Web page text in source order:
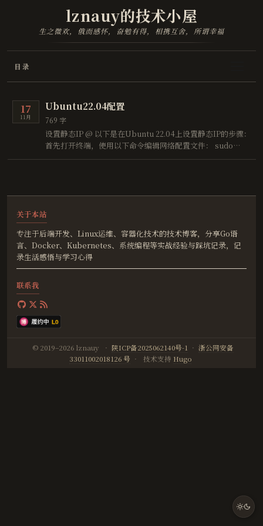
lznauy的技术小屋
生之微欢，俄而感怀，奋勉有得，相携互舍，所谓幸福
目录
17
11月
Ubuntu22.04配置
769 字
设置静态IP @ 以下是在Ubuntu 22.04上设置静态IP的步骤：
首先打开终端，使用以下命令编辑网络配置文件： sudo
nano /etc/netplan/00-installer-config.yaml 确认文件内容
关于本站
专注于后端开发、Linux运维、容器化技术的技术博客，分享Go语
言、Docker、Kubernetes、系统编程等实战经验与踩坑记录，记
录生活感悟与学习心得
联系我
© 2019–2026 lznauy · 陕ICP备2025062140号-1 · 浙公网安备
33011002018126 号 · 技术支持 Hugo